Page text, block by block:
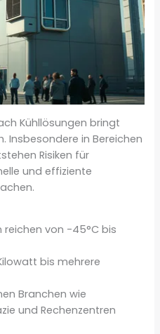
Kühllösungen bringt
Insbesondere in Bereichen
Risiken für
und effiziente
von -45°C bis
bis mehrere
Branchen wie
und Rechenzentren